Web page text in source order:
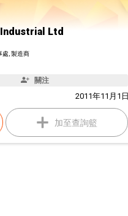
Ltd
處, 製造商
關注
2011年11月1日
加至查詢籃